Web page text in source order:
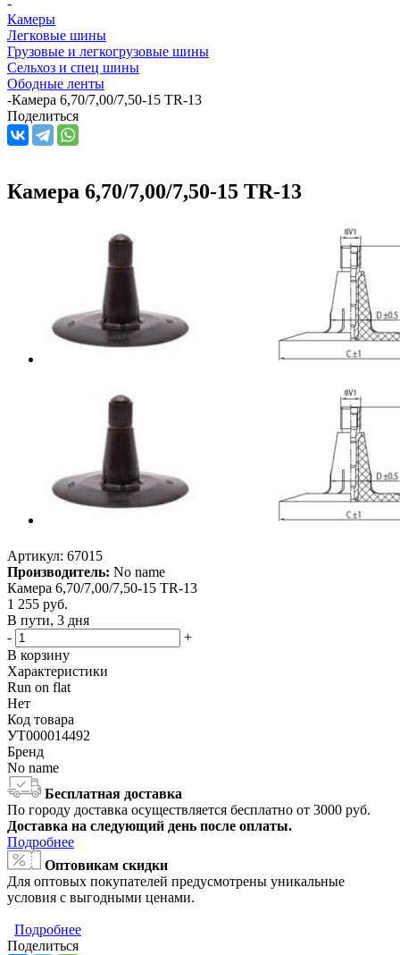
Камеры
Легковые шины
Грузовые и легкогрузовые шины
Сельхоз и спец шины
Ободные ленты
-Камера 6,70/7,00/7,50-15 TR-13
Поделиться
Камера 6,70/7,00/7,50-15 TR-13
Артикул: 67015
Производитель: No name
Камера 6,70/7,00/7,50-15 TR-13
1 255 руб.
В пути, 3 дня
-
+
В корзину
Характеристики
Run on flat
Нет
Код товара
УТ000014492
Бренд
No name
Бесплатная доставка
По городу доставка осуществляется бесплатно от 3000 руб.
Доставка на следующий день после оплаты.
Подробнее
Оптовикам скидки
Для оптовых покупателей предусмотрены уникальные
условия с выгодными ценами.
Подробнее
Поделиться